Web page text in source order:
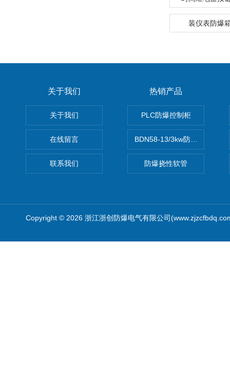
装仪表防爆
关于我们
关于我们
在线留言
联系我们
热销产品
PLC防爆控制柜
BDN58-13/3kw防爆电热油汀
防爆挠性软管
Copyright © 2026 浙江浙创防爆电气有限公司